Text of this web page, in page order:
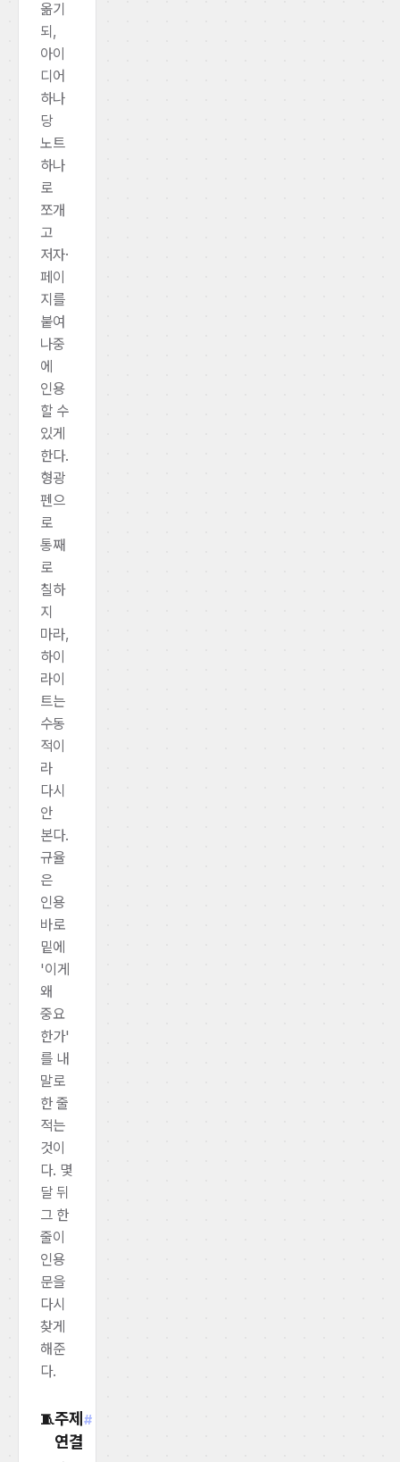
옮기
되,
아이
디어
하나
당
노트
하나
로
쪼개
고
저자·
페이
지를
붙여
나중
에
인용
할 수
있게
한다.
형광
펜으
로
통째
로
칠하
지
마라,
하이
라이
트는
수동
적이
라
다시
안
본다.
규율
은
인용
바로
밑에
'이게
왜
중요
한가'
를 내
말로
한 줄
적는
것이
다. 몇
달 뒤
그 한
줄이
인용
문을
다시
찾게
해준
다.
🧵주제
연결
#